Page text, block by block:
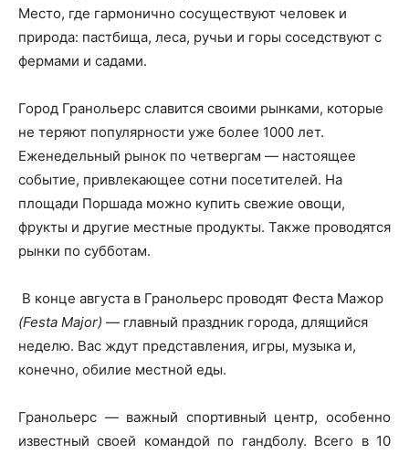
Место, где гармонично сосуществуют человек и
природа: пастбища, леса, ручьи и горы соседствуют с
фермами и садами.
Город Гранольерс славится своими рынками, которые
не теряют популярности уже более 1000 лет.
Еженедельный рынок по четвергам — настоящее
событие, привлекающее сотни посетителей. На
площади Поршада можно купить свежие овощи,
фрукты и другие местные продукты. Также проводятся
рынки по субботам.
В конце августа в Гранольерс проводят Феста Мажор
(Festa Major) — главный праздник города, длящийся
неделю. Вас ждут представления, игры, музыка и,
конечно, обилие местной еды.
Гранольерс — важный спортивный центр, особенно
известный своей командой по гандболу. Всего в 10